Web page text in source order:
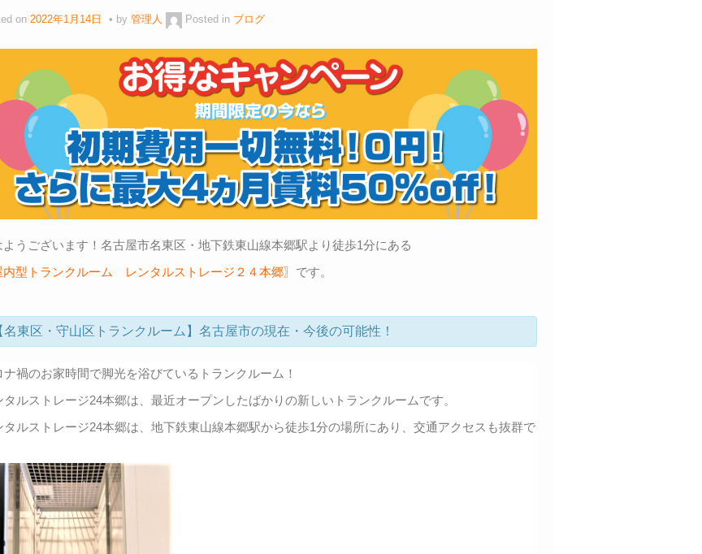
on2022年1月14日 by管理人 Posted in ブログ
ようございます！名古屋市名東区・地下鉄東山線本郷駅より徒歩1分にある
内型トランクルーム レンタルストレージ２４本郷〗 です。
名東区・守山区トランクルーム】名古屋市の現在・今後の可能性！
ナ禍のお家時間で脚光を浴びているトランクルーム！
タルストレージ24本郷は、最近オープンしたばかりの新しいトランクルームです。
タルストレージ24本郷は、地下鉄東山線本郷駅から徒歩1分の場所にあり、交通アクセスも抜群で